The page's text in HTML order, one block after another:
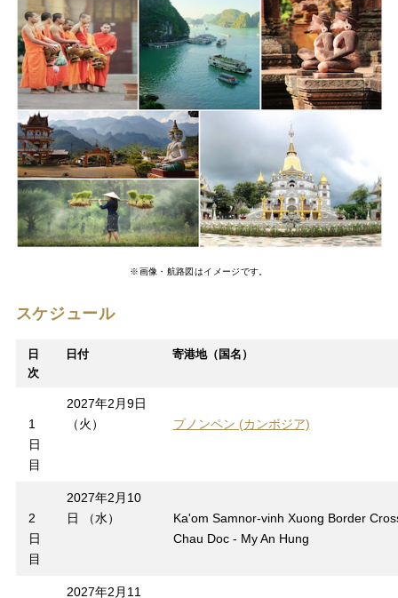
※画像・航路図はイメージです。
スケジュール
日
次
日付 寄港地（国名）
1
日
目
2027年2月9日
（火）
プノンペン (カンボジア)
2
日
目
2027年2月10
日 （水）
Ka'om Samnor-vinh Xuong Border
Chau Doc - My An Hung
2027年2月11